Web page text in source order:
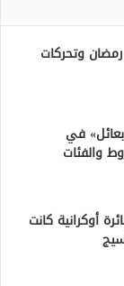
وتحركات
بعائل» في
والفئات
أوكرانية كانت